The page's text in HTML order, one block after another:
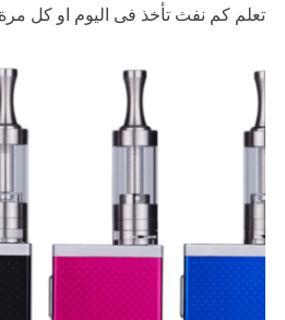
تعلم كم نفث تأخذ فى اليوم او كل